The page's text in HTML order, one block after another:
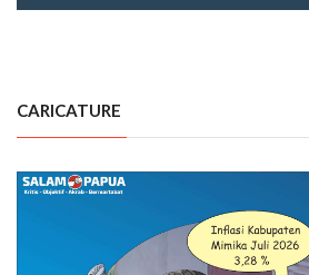
CARICATURE